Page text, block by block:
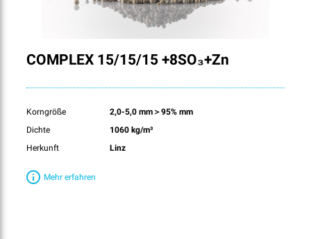
COMPLEX 15/15/15 +8SO₃+Zn
Korngröße
2,0-5,0 mm＞95% mm
Dichte
1060 kg/m³
Herkunft
Linz
Mehr erfahren